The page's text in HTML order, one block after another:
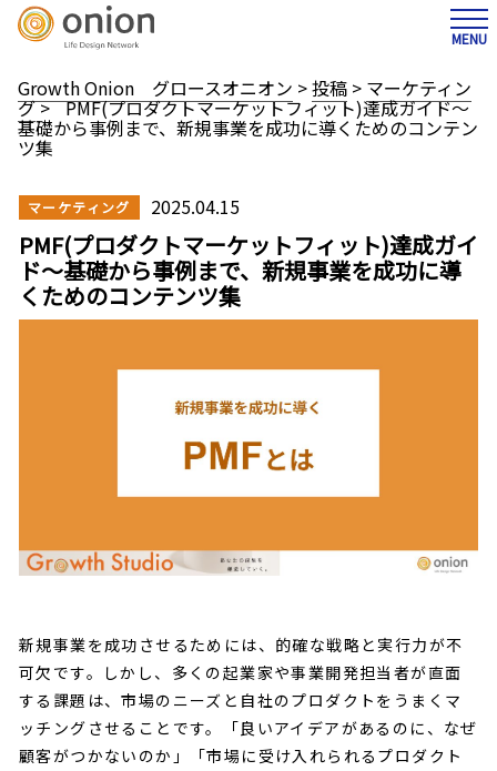
MENU
Growth Onion グロースオニオン >投稿 > マーケティン
グ> PMF(プロダクトマーケットフィット)達成ガイド～
基礎から事例まで、新規事業を成功に導くためのコンテン
ツ集
マーケティング 2025.04.15
PMF(プロダクトマーケットフィット)達成ガイ
ド～基礎から事例まで、新規事業を成功に導
くためのコンテンツ集
新規事業を成功させるためには、的確な戦略と実行力が不
可欠です。しかし、多くの起業家や事業開発担当者が直面
する課題は、市場のニーズと自社のプロダクトをうまくマ
ッチングさせることです。「良いアイデアがあるのに、なぜ
顧客がつかないのか」「市場に受け入れられるプロダクト